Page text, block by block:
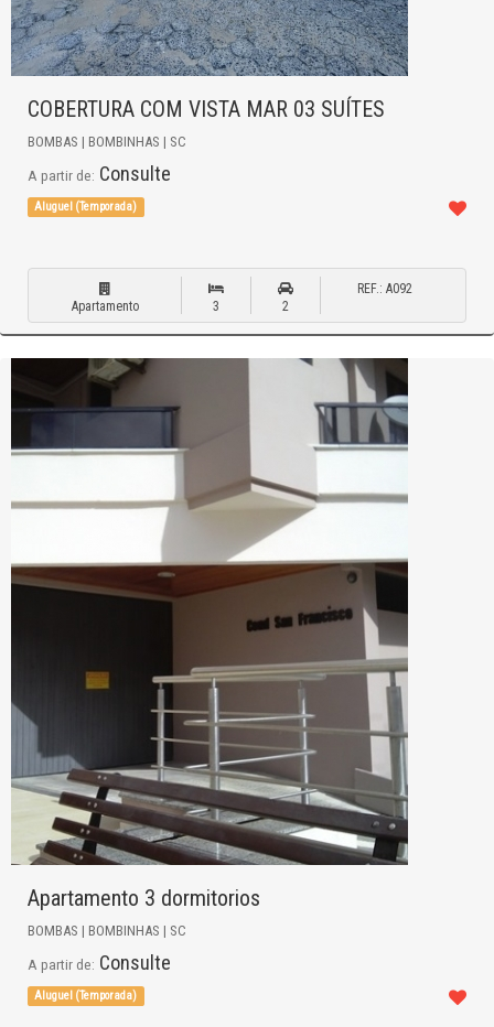
COBERTURA COM VISTA MAR 03 SUÍTES
BOMBAS | BOMBINHAS | SC
A partir de: Consulte
Aluguel (Temporada)
Apartamento 3 2
REF.: A092
Apartamento 3 dormitorios
BOMBAS | BOMBINHAS | SC
A partir de: Consulte
Aluguel (Temporada)